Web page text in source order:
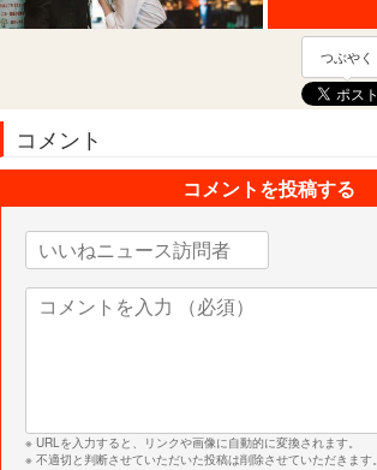
つぶやく
コメント
コメントを投稿する
※ URLを入力すると、リンクや画像に自動的に変換されます。
※ 不適切と判断させていただいた投稿は削除させていただきます。